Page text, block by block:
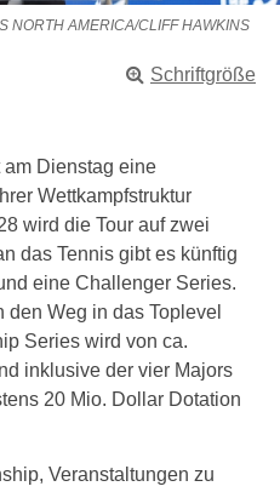
NORTH AMERICA/CLIFF HAWKINS
Schriftgröße
am Dienstag eine
Wettkampfstruktur
wird die Tour auf zwei
das Tennis gibt es künftig
eine Challenger Series.
Weg in das Toplevel
Series wird von ca.
inklusive der vier Majors
20 Mio. Dollar Dotation
Veranstaltungen zu